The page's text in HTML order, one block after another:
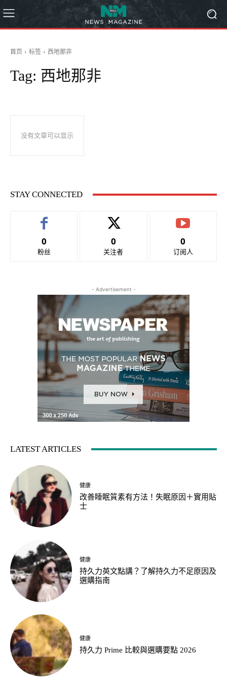
首页 标签 西地那非
Tag: 西地那非
没有文章可以显示
STAY CONNECTED
0
粉丝
0
关注者
0
订阅人
- Advertisement -
LATEST ARTICLES
健康
改善睡眠質素有方法！失眠原因＋實用貼
士
健康
持久力英文點講？了解持久力不足原因及
選購指南
健康
持久力 Prime 比較與選購要點 2026